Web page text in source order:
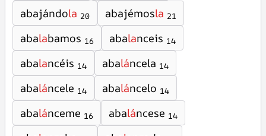
abajándola 20 abajémosla 21
abalabamos 16 abalanceis 14
abalancéis 14 abaláncela 14
abaláncele 14 abaláncelo 14
abalánceme 16 abaláncese 14